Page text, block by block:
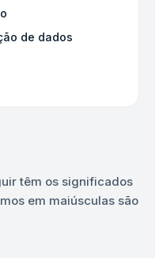
de dados
têm os significados
em maiúsculas são